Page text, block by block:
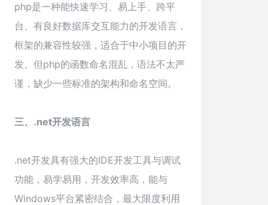
php是一种能快速学习、易上手、跨平
台、有良好数据库交互能力的开发语言，
框架的兼容性较强，适合于中小项目的开
发。但php的函数命名混乱，语法不太严
谨，缺少一些标准的架构和命名空间。
三、.net开发语言
.net开发具有强大的IDE开发工具与调试
功能，易学易用，开发效率高，能与
Windows平台紧密结合，最大限度利用